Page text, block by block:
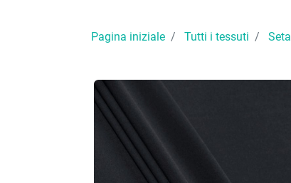
Pagina iniziale Tutti i tessuti Seta